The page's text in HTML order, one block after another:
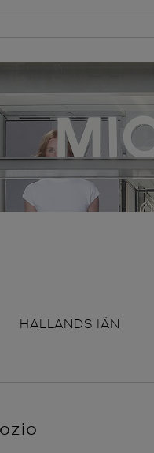
HALLANDS IÄN